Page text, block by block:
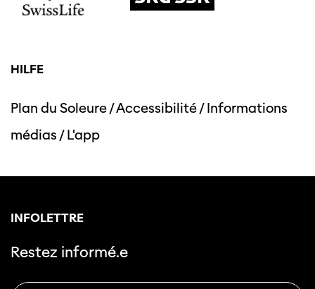
HILFE
Plan du Soleure/Accessibilité/Informations
médias /L'app
INFOLETTRE
Restez informé.e